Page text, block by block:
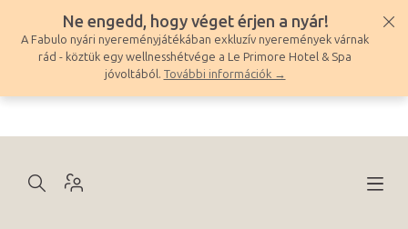
tartalomhoz
Ne engedd, hogy véget érjen a nyár!
A Fabulo nyári nyereményjátékában exkluzív nyeremények várnak
rád - köztük egy wellnesshétvége a Le Primore Hotel & Spa
jóvoltából. További információk →